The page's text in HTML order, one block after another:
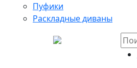
Пуфики
Раскладные диваны